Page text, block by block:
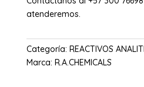
atenderemos.
Categoría: REACTIVOS
Marca: R.A.CHEMICALS